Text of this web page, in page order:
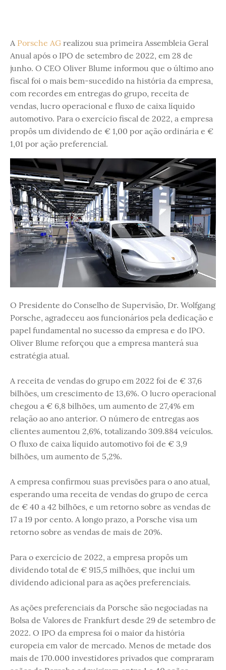
A Porsche AG realizou sua primeira Assembleia Geral
Anual após o IPO de setembro de 2022, em 28 de
junho. O CEO Oliver Blume informou que o último ano
fiscal foi o mais bem-sucedido na história da empresa,
com recordes em entregas do grupo, receita de
vendas, lucro operacional e fluxo de caixa líquido
automotivo. Para o exercício fiscal de 2022, a empresa
propôs um dividendo de € 1,00 por ação ordinária e €
1,01 por ação preferencial.
O Presidente do Conselho de Supervisão, Dr. Wolfgang
Porsche, agradeceu aos funcionários pela dedicação e
papel fundamental no sucesso da empresa e do IPO.
Oliver Blume reforçou que a empresa manterá sua
estratégia atual.
A receita de vendas do grupo em 2022 foi de € 37,6
bilhões, um crescimento de 13,6%. O lucro operacional
chegou a € 6,8 bilhões, um aumento de 27,4% em
relação ao ano anterior. O número de entregas aos
clientes aumentou 2,6%, totalizando 309.884 veículos.
O fluxo de caixa líquido automotivo foi de € 3,9
bilhões, um aumento de 5,2%.
A empresa confirmou suas previsões para o ano atual,
esperando uma receita de vendas do grupo de cerca
de € 40 a 42 bilhões, e um retorno sobre as vendas de
17 a 19 por cento. A longo prazo, a Porsche visa um
retorno sobre as vendas de mais de 20%.
Para o exercício de 2022, a empresa propôs um
dividendo total de € 915,5 milhões, que inclui um
dividendo adicional para as ações preferenciais.
As ações preferenciais da Porsche são negociadas na
Bolsa de Valores de Frankfurt desde 29 de setembro de
2022. O IPO da empresa foi o maior da história
europeia em valor de mercado. Menos de metade dos
mais de 170.000 investidores privados que compraram